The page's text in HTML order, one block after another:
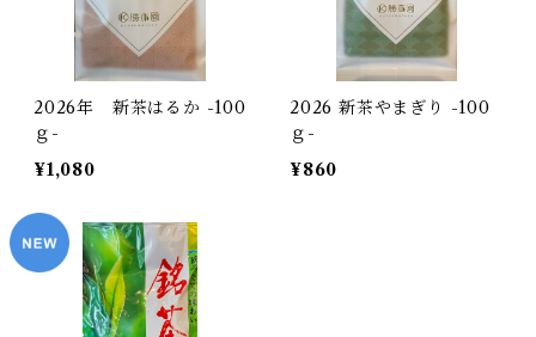
2026年 新茶はるか -100
ｇ-
¥1,080
2026 新茶やまぎり -100
ｇ-
¥860